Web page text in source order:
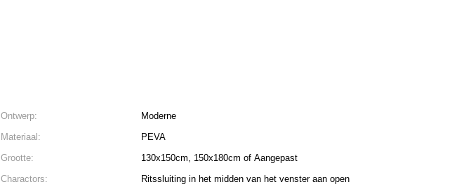
Ontwerp:
Moderne
Materiaal:
PEVA
Grootte:
130x150cm, 150x180cm of Aangepast
Charactors:
Ritssluiting in het midden van het venster aan open